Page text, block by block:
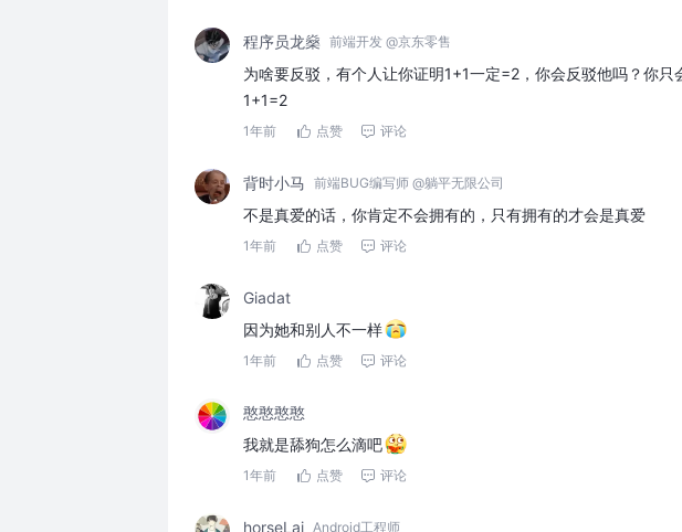
程序员龙燊 前端开发 @京东零售
为啥要反驳，有个人让你证明1+1一定=2，你会反驳他吗？你
1+1=2
1年前 点赞 评论
背时小马 前端BUG编写师 @躺平无限公司
不是真爱的话，你肯定不会拥有的，只有拥有的才会是真爱
1年前 点赞 评论
Giadat
因为她和别人不一样
1年前 点赞 评论
憨憨憨憨
我就是舔狗怎么滴吧
1年前 点赞 评论
horseLai Android工程师